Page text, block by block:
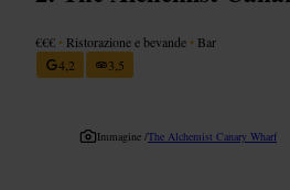
€€€ • Ristorazione e bevande • Bar
4,2
3,5
Immagine /The Alchemist Canary Wharf